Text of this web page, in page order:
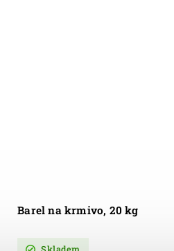
Barel na krmivo, 20 kg